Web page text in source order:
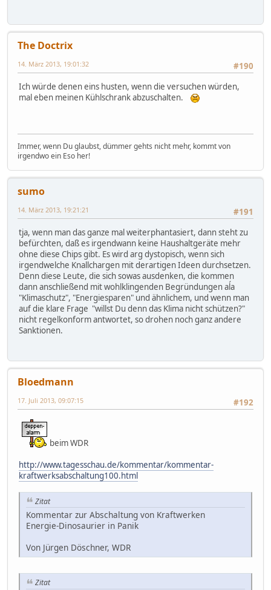
The Doctrix
#190
14. März 2013, 19:01:32
Ich würde denen eins husten, wenn die versuchen würden,
mal eben meinen Kühlschrank abzuschalten.
Immer, wenn Du glaubst, dümmer gehts nicht mehr, kommt von
irgendwo ein Eso her!
sumo
#191
14. März 2013, 19:21:21
tja, wenn man das ganze mal weiterphantasiert, dann steht zu
befürchten, daß es irgendwann keine Haushaltgeräte mehr
ohne diese Chips gibt. Es wird arg dystopisch, wenn sich
irgendwelche Knallchargen mit derartigen Ideen durchsetzen.
Denn diese Leute, die sich sowas ausdenken, die kommen
dann anschließend mit wohlklingenden Begründungen aĺa
"Klimaschutz", "Energiesparen" und ähnlichem, und wenn man
auf die klare Frage "willst Du denn das Klima nicht schützen?"
nicht regelkonform antwortet, so drohen noch ganz andere
Sanktionen.
Bloedmann
#192
17. Juli 2013, 09:07:15
beim WDR
http://www.tagesschau.de/kommentar/kommentar-
kraftwerksabschaltung100.html
Zitat
Kommentar zur Abschaltung von Kraftwerken
Energie-Dinosaurier in Panik
Von Jürgen Döschner, WDR
Zitat